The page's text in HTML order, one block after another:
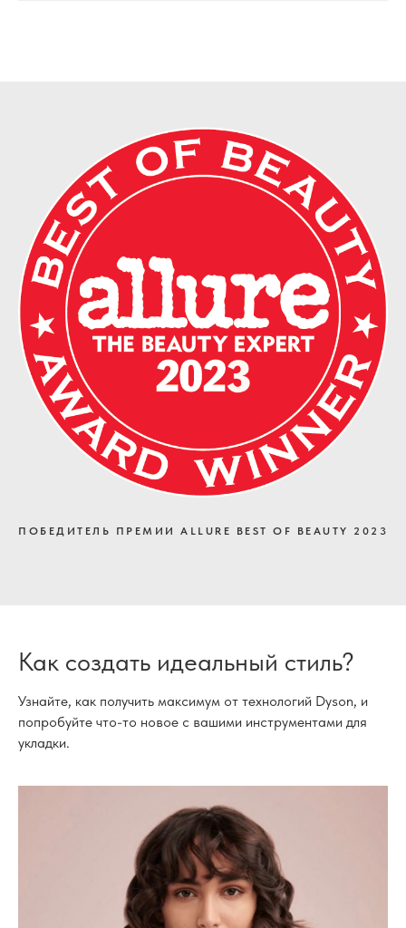
ПОБЕДИТЕЛЬ ПРЕМИИ ALLURE BEST OF BEAUTY 2023
Как создать идеальный стиль?
Узнайте, как получить максимум от технологий Dyson, и
попробуйте что-то новое с вашими инструментами для
укладки.